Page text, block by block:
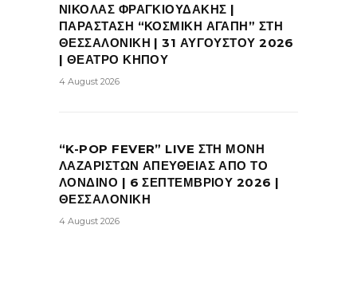
ΝΙΚΟΛΑΣ ΦΡΑΓΚΙΟΥΔΑΚΗΣ |
ΠΑΡΑΣΤΑΣΗ “ΚΟΣΜΙΚΗ ΑΓΑΠΗ” ΣΤΗ
ΘΕΣΣΑΛΟΝΙΚΗ | 31 ΑΥΓΟΥΣΤΟΥ 2026
| ΘΕΑΤΡΟ ΚΗΠΟΥ
4 August 2026
“K-POP FEVER” LIVE ΣΤΗ ΜΟΝΗ
ΛΑΖΑΡΙΣΤΩΝ ΑΠΕΥΘΕΙΑΣ ΑΠΟ ΤΟ
ΛΟΝΔΙΝΟ | 6 ΣΕΠΤΕΜΒΡΙΟΥ 2026 |
ΘΕΣΣΑΛΟΝΙΚΗ
4 August 2026